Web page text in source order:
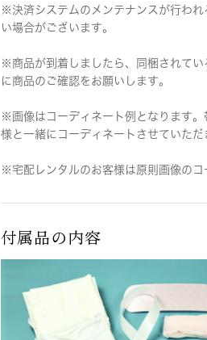
※決済システムのメンテナンスが行われ
い場合がございます。
※商品が到着しましたら、同梱されて
に商品のご確認をお願いします。
※画像はコーディネート例となります
様と一緒にコーディネートさせていただ
※宅配レンタルのお客様は原則画像のコ
付属品の内容